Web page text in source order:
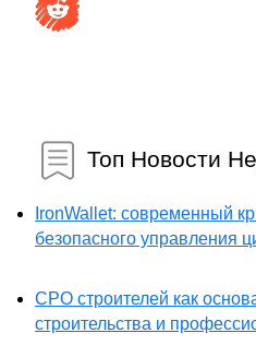
Топ Новости
IronWallet: современный
безопасного управления
СРО строителей как
строительства и